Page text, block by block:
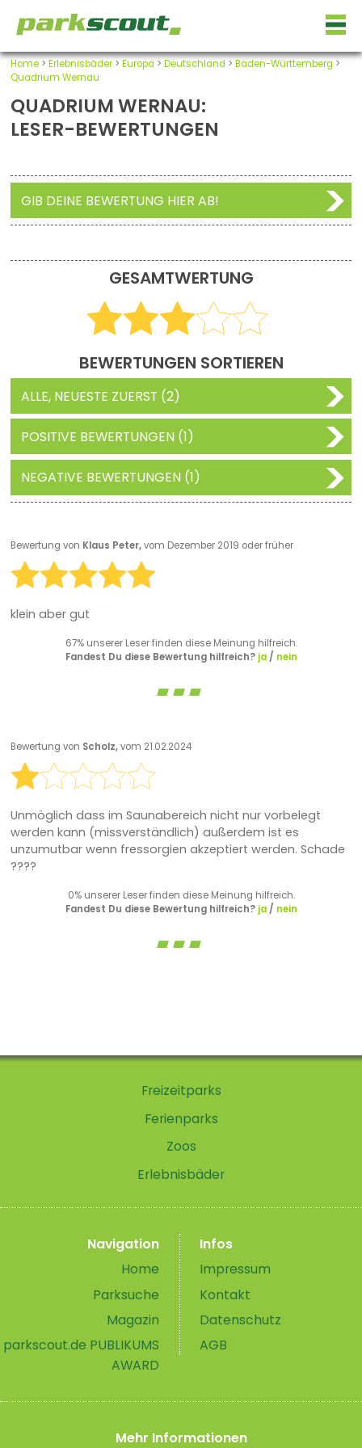
Home> Erlebnisbäder> Europa > Deutschland > Baden-Württemberg >
Quadrium Wernau
QUADRIUM WERNAU:
LESER-BEWERTUNGEN
GIB DEINE BEWERTUNG HIER AB!
GESAMTWERTUNG
BEWERTUNGEN SORTIEREN
ALLE, NEUESTE ZUERST (2)
POSITIVE BEWERTUNGEN (1)
NEGATIVE BEWERTUNGEN (1)
Bewertung von Klaus Peter,vom Dezember 2019 oder früher
klein aber gut
67% unserer Leser finden diese Meinung hilfreich.
Fandest Du diese Bewertung hilfreich? ja/ nein
Bewertung von Scholz,vom 21.02.2024
Unmöglich dass im Saunabereich nicht nur vorbelegt
werden kann (missverständlich) außerdem ist es
unzumutbar wenn fressorgien akzeptiert werden. Schade
????
0% unserer Leser finden diese Meinung hilfreich.
Fandest Du diese Bewertung hilfreich? ja/ nein
Freizeitparks
Ferienparks
Zoos
Erlebnisbäder
Navigation
Home
Parksuche
Magazin
parkscout.de PUBLIKUMS
AWARD
Infos
Impressum
Kontakt
Datenschutz
AGB
Mehr Informationen